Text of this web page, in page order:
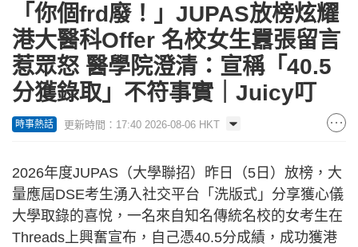
「你個frd廢！」JUPAS放榜炫耀
港大醫科Offer 名校女生囂張留言
惹眾怒 醫學院澄清：宣稱「40.5
分獲錄取」不符事實｜Juicy叮
時事熱話 更新時間：17:40 2026-08-06 HKT
2026年度JUPAS（大學聯招）昨日（5日）放榜，大
量應屆DSE考生湧入社交平台「洗版式」分享獲心儀
大學取錄的喜悅，一名來自知名傳統名校的女考生在
Threads上興奮宣布，自己憑40.5分成績，成功獲港